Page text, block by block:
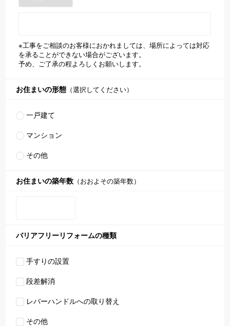
※工事をご相談のお客様におかれましては、場所によっては対応
を承ることができない場合がございます。
予め、ご了承の程よろしくお願いします。
お住まいの形態 （選択してください）
一戸建て
マンション
その他
お住まいの築年数 （おおよその築年数）
バリアフリーリフォームの種類
手すりの設置
段差解消
レバーハンドルへの取り替え
その他